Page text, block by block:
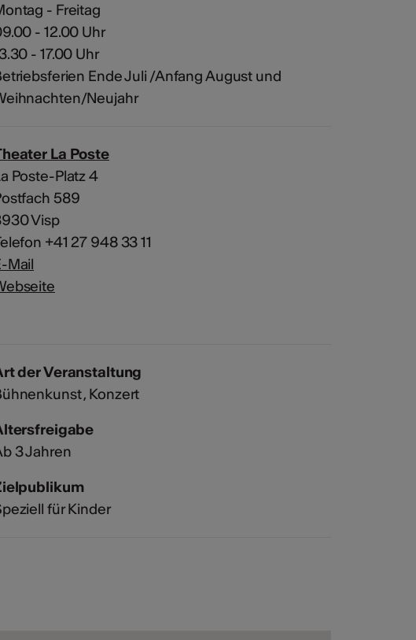
- Freitag
- 12.00 Uhr
- 17.00 Uhr
Ende Juli /Anfang August und
Neujahr
La Poste
Poste-Platz 4
589
Visp
+41 27 948 33 11
Mail
der Veranstaltung
Konzert
3 Jahren
für Kinder